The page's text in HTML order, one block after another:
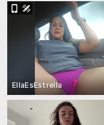
EllaEsEstrella